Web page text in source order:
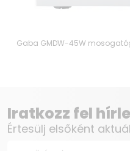
Gaba GMDW-45W
Iratkozz fel
Értesülj elsőként